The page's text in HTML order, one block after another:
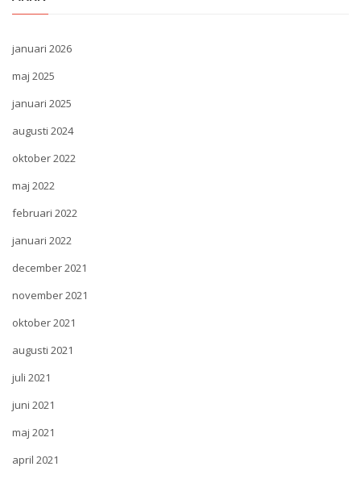
januari 2026
maj 2025
januari 2025
augusti 2024
oktober 2022
maj 2022
februari 2022
januari 2022
december 2021
november 2021
oktober 2021
augusti 2021
juli 2021
juni 2021
maj 2021
april 2021